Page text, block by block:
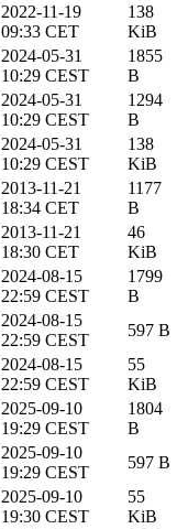
2022-11-19
09:33 CET
138
KiB
2024-05-31
10:29 CEST
1855
B
2024-05-31
10:29 CEST
1294
B
2024-05-31
10:29 CEST
138
KiB
2013-11-21
18:34 CET
1177
B
2013-11-21
18:30 CET
46
KiB
2024-08-15
22:59 CEST
1799
B
2024-08-15
22:59 CEST
597 B
2024-08-15
22:59 CEST
55
KiB
2025-09-10
19:29 CEST
1804
B
2025-09-10
19:29 CEST
597 B
2025-09-10
19:30 CEST
55
KiB